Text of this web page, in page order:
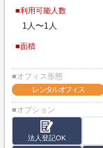
■利用可能人数
1人〜1人
■面積
■オフィス形態
レンタルオフィス
■オプション
法人登記OK